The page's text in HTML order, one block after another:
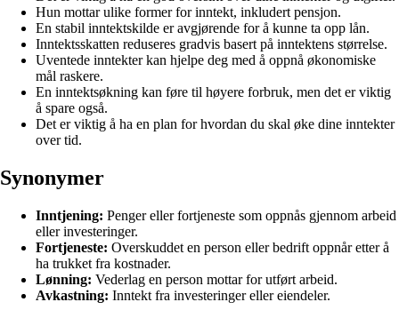
Hun mottar ulike former for inntekt, inkludert pensjon.
En stabil inntektskilde er avgjørende for å kunne ta opp lån.
Inntektsskatten reduseres gradvis basert på inntektens størrelse.
Uventede inntekter kan hjelpe deg med å oppnå økonomiske
mål raskere.
En inntektsøkning kan føre til høyere forbruk, men det er viktig
å spare også.
Det er viktig å ha en plan for hvordan du skal øke dine inntekter
over tid.
Synonymer
Inntjening: Penger eller fortjeneste som oppnås gjennom arbeid
eller investeringer.
Fortjeneste: Overskuddet en person eller bedrift oppnår etter å
ha trukket fra kostnader.
Lønning: Vederlag en person mottar for utført arbeid.
Avkastning: Inntekt fra investeringer eller eiendeler.